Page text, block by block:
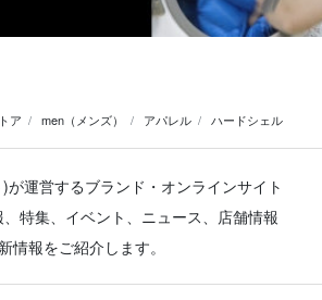
ア men（メンズ） アパレル ハードシェル
が運営するブランド・オンラインサイト
特集、イベント、ニュース、店舗情報
情報をご紹介します。